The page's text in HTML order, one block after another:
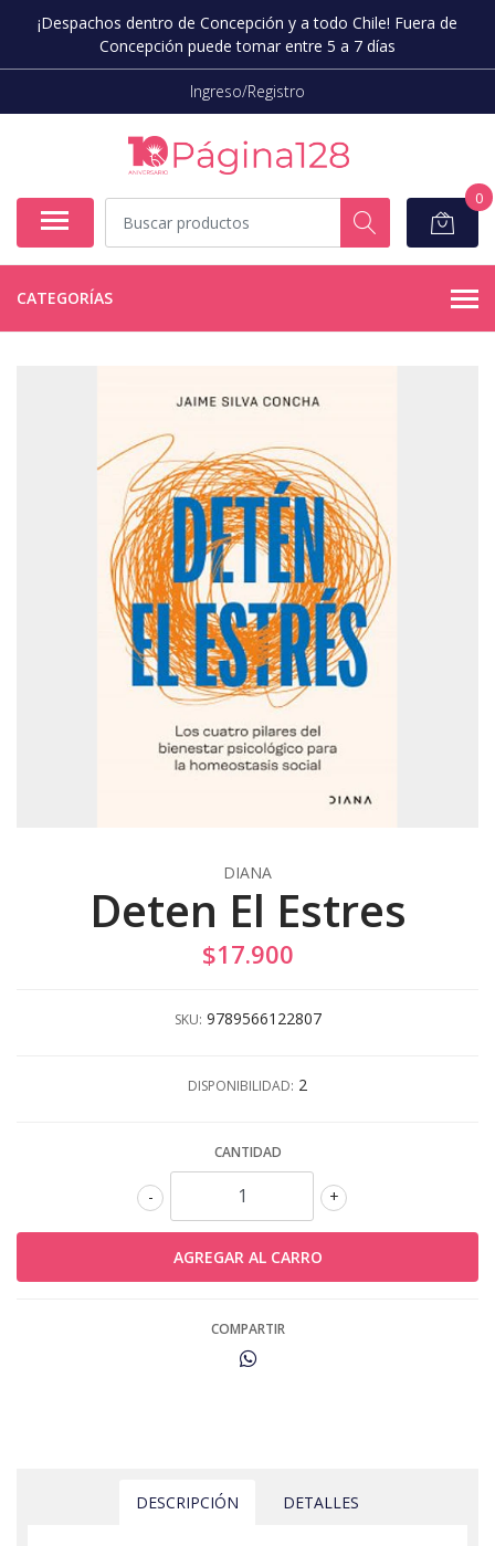
¡Despachos dentro de Concepción y a todo Chile! Fuera de
Concepción puede tomar entre 5 a 7 días
Ingreso/Registro
0
CATEGORÍAS
DIANA
Deten El Estres
$17.900
SKU: 9789566122807
DISPONIBILIDAD: 2
CANTIDAD
+
-
COMPARTIR
DESCRIPCIÓN DETALLES